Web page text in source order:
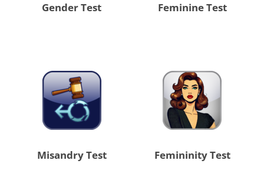
Gender Test Feminine Test
Misandry Test Femininity Test